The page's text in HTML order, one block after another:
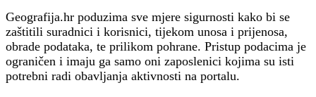
Geografija.hr poduzima sve mjere sigurnosti kako bi se
zaštitili suradnici i korisnici, tijekom unosa i prijenosa,
obrade podataka, te prilikom pohrane. Pristup podacima je
ograničen i imaju ga samo oni zaposlenici kojima su isti
potrebni radi obavljanja aktivnosti na portalu.